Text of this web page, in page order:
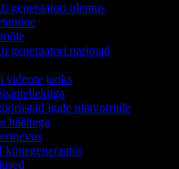
generaatori olemus
generaatori parimad
videote jaoks
igale platvormile
häältega